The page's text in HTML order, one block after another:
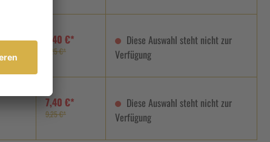
7,40 €*
9,25 €*
Diese Auswahl steht nicht zur
Verfügung
7,40 €*
9,25 €*
Diese Auswahl steht nicht zur
Verfügung